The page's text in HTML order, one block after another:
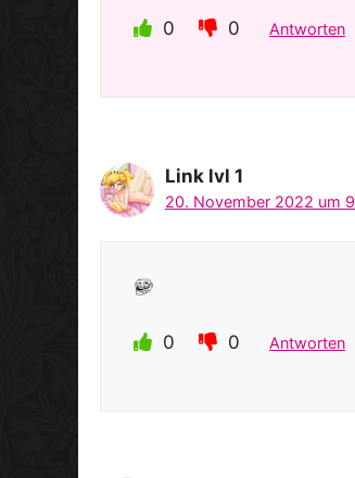
0 0 Antworten
Link lvl 1
20. November 2022 um
0 0 Antworten